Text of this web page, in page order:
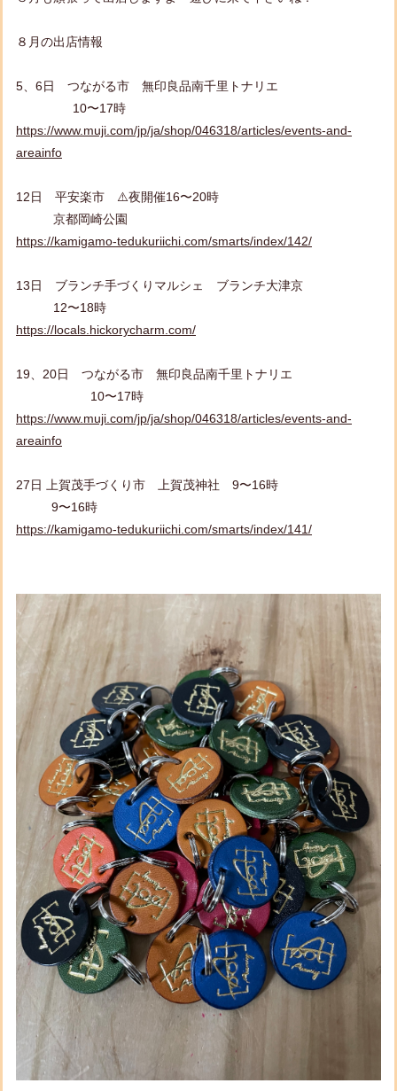
８月の出店情報
5、6日 つながる市 無印良品南千里トナリエ
10〜17時
https://www.muji.com/jp/ja/shop/046318/articles/events-and-
areainfo
12日 平安楽市 ⚠️夜開催16〜20時
京都岡崎公園
https://kamigamo-tedukuriichi.com/smarts/index/142/
13日 ブランチ手づくりマルシェ ブランチ大津京
12〜18時
https://locals.hickorycharm.com/
19、20日 つながる市 無印良品南千里トナリエ
10〜17時
https://www.muji.com/jp/ja/shop/046318/articles/events-and-
areainfo
27日 上賀茂手づくり市 上賀茂神社 9〜16時
9〜16時
https://kamigamo-tedukuriichi.com/smarts/index/141/